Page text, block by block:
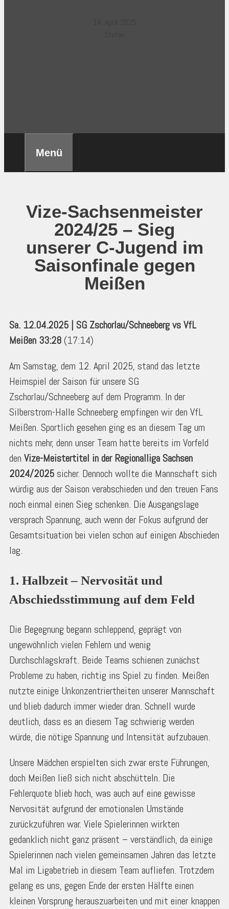
Menü
Vize-Sachsenmeister
2024/25 – Sieg
unserer C-Jugend im
Saisonfinale gegen
Meißen
Sa. 12.04.2025 | SG Zschorlau/Schneeberg vs VfL
Meißen 33:28(17:14)
Am Samstag, dem 12. April 2025, stand das letzte
Heimspiel der Saison für unsere SG
Zschorlau/Schneeberg auf dem Programm. In der
Silberstrom-Halle Schneeberg empfingen wir den VfL
Meißen. Sportlich gesehen ging es an diesem Tag um
nichts mehr, denn unser Team hatte bereits im Vorfeld
den Vize-Meistertitel in der Regionalliga Sachsen
2024/2025 sicher. Dennoch wollte die Mannschaft sich
würdig aus der Saison verabschieden und den treuen Fans
noch einmal einen Sieg schenken. Die Ausgangslage
versprach Spannung, auch wenn der Fokus aufgrund der
Gesamtsituation bei vielen schon auf einigen Abschieden
lag.
1. Halbzeit – Nervosität und
Abschiedsstimmung auf dem Feld
Die Begegnung begann schleppend, geprägt von
ungewöhnlich vielen Fehlern und wenig
Durchschlagskraft. Beide Teams schienen zunächst
Probleme zu haben, richtig ins Spiel zu finden. Meißen
nutzte einige Unkonzentriertheiten unserer Mannschaft
und blieb dadurch immer wieder dran. Schnell wurde
deutlich, dass es an diesem Tag schwierig werden
würde, die nötige Spannung und Intensität aufzubauen.
Unsere Mädchen erspielten sich zwar erste Führungen,
doch Meißen ließ sich nicht abschütteln. Die
Fehlerquote blieb hoch, was auch auf eine gewisse
Nervosität aufgrund der emotionalen Umstände
zurückzuführen war. Viele Spielerinnen wirkten
gedanklich nicht ganz präsent – verständlich, da einige
Spielerinnen nach vielen gemeinsamen Jahren das letzte
Mal im Ligabetrieb in diesem Team aufliefen. Trotzdem
gelang es uns, gegen Ende der ersten Hälfte einen
kleinen Vorsprung herauszuarbeiten und mit einer knappen